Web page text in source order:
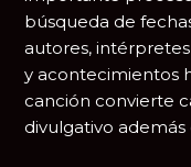
búsqueda de
autores,
y acontecimientos
canción convierte
divulgativo además